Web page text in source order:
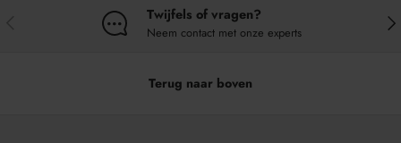
Twijfels of vragen?
Neem contact met onze experts
Terug naar boven